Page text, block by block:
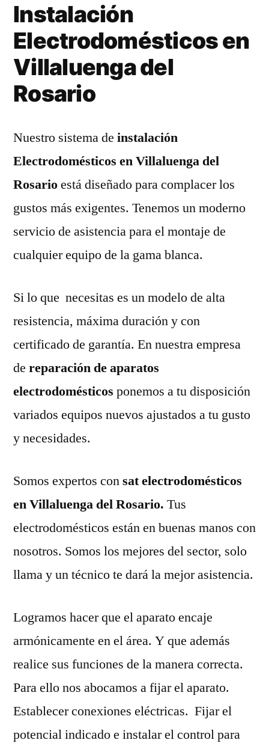
Instalación
Electrodomésticos en
Villaluenga del
Rosario
Nuestro sistema de instalación
Electrodomésticos en Villaluenga del
Rosarioestá diseñado para complacer los
gustos más exigentes. Tenemos un moderno
servicio de asistencia para el montaje de
cualquier equipo de la gama blanca.
Si lo que necesitas es un modelo de alta
resistencia, máxima duración y con
certificado de garantía. En nuestra empresa
de reparación de aparatos
electrodomésticos ponemos a tu disposición
variados equipos nuevos ajustados a tu gusto
y necesidades.
Somos expertos consat electrodomésticos
en Villaluenga del Rosario. Tus
electrodomésticos están en buenas manos con
nosotros. Somos los mejores del sector, solo
llama y un técnico te dará la mejor asistencia.
Logramos hacer que el aparato encaje
armónicamente en el área. Y que además
realice sus funciones de la manera correcta.
Para ello nos abocamos a fijar el aparato.
Establecer conexiones eléctricas. Fijar el
potencial indicado e instalar el control para